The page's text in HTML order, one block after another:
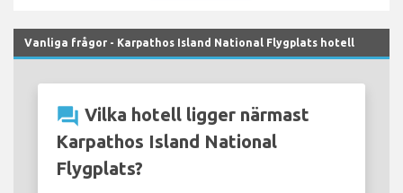
Vanliga frågor - Karpathos Island National Flygplats hotell
question_answer Vilka hotell ligger närmast
Karpathos Island National
Flygplats?